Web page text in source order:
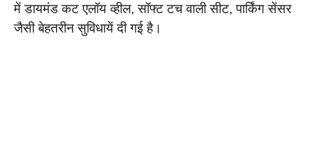
में डायमंड कट एलॉय व्हील, सॉफ्ट टच वाली सीट, पार्किंग सेंसर
जैसी बेहतरीन सुविधायें दी गई है।